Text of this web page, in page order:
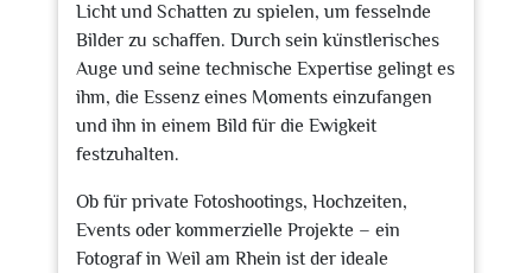
Licht und Schatten zu spielen, um fesselnde
Bilder zu schaffen. Durch sein künstlerisches
Auge und seine technische Expertise gelingt es
ihm, die Essenz eines Moments einzufangen
und ihn in einem Bild für die Ewigkeit
festzuhalten.
Ob für private Fotoshootings, Hochzeiten,
Events oder kommerzielle Projekte – ein
Fotograf in Weil am Rhein ist der ideale